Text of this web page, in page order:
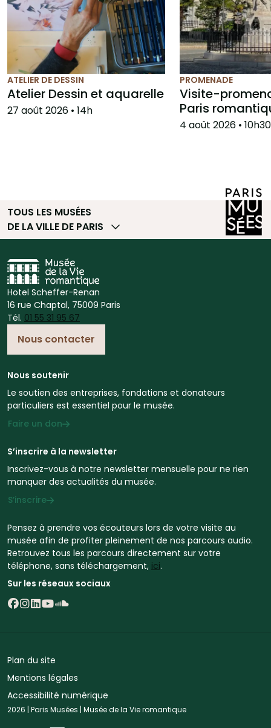
ATELIER DE DESSIN
Atelier Dessin et aquarelle
27 août 2026 • 14h
PROMENADE
Visite-
Paris
4 août 2026 • 10h30
TOUS LES MUSÉES
DE LA VILLE DE PARIS
Hotel Scheffer-Renan
16 rue Chaptal, 75009 Paris
Tél. 01 55 31 95 67
Nous contacter
Nous soutenir
Le soutien des entreprises, fondations et donateurs
particuliers est essentiel pour le musée.
Faire un don
S’inscrire à la newsletter
Inscrivez-vous à notre newsletter mensuelle pour ne rien
manquer des actualités du musée.
S’inscrire
Pensez à prendre vos écouteurs lors de votre visite au
musée afin de profiter pleinement de nos parcours audio.
Retrouvez tous les parcours directement sur votre
téléphone, sans téléchargement, ici.
Sur les réseaux sociaux
Suivez Vie Romantique sur Facebook -
Suivez Vie Romantique sur Instagram -
Suivez Vie Romantique sur LinkedIn -
Suivez Vie Romantique sur YouTube -
Suivez Vie Romantique sur
Plan du site
Mentions légales
Accessibilité numérique
2026 | Paris Musées | Musée de la Vie romantique